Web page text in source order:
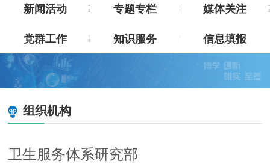
新闻活动
专题专栏
媒体关注
党群工作
知识服务 信息填报
组织机构
卫生服务体系研究部